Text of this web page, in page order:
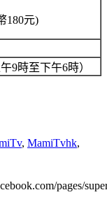
元)
9時至下午6時）
, MamiTvhk,
pages/